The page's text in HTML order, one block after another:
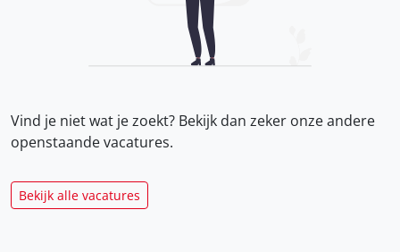
Vind je niet wat je zoekt? Bekijk dan zeker onzeandere
openstaande vacatures.
Bekijk alle vacatures